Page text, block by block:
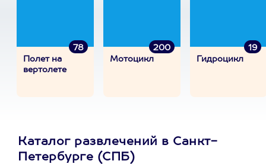
78
Полет на
вертолете
200
Мотоцикл
19
Гидроцикл
Каталог развлечений в Санкт-
Петербурге (СПБ)